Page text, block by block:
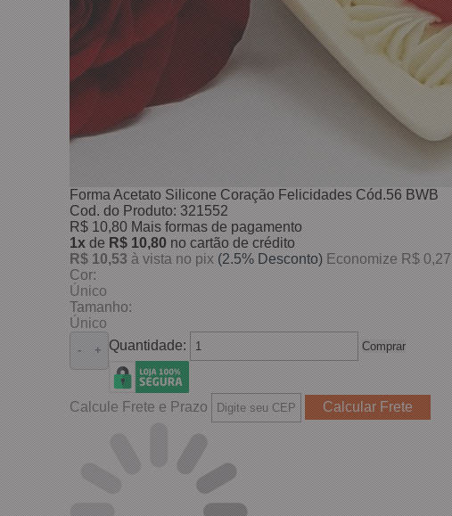
Forma Acetato Silicone Coração Felicidades Cód.56 BWB
Cod. do Produto: 321552
R$ 10,80 Mais formas de pagamento
1xdeR$ 10,80 no cartão de crédito
R$ 10,53à vista no pix(2.5% Desconto)Economize R$ 0,27
Cor:
Único
Tamanho:
Único
Quantidade:
- + Comprar
Calcule Frete e Prazo